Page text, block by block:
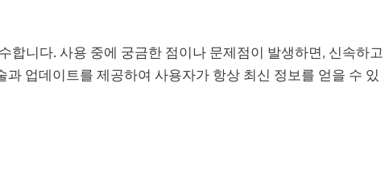
니다. 사용 중에 궁금한 점이나 문제점이 발생하면, 신속하고
업데이트를 제공하여 사용자가 항상 최신 정보를 얻을 수 있